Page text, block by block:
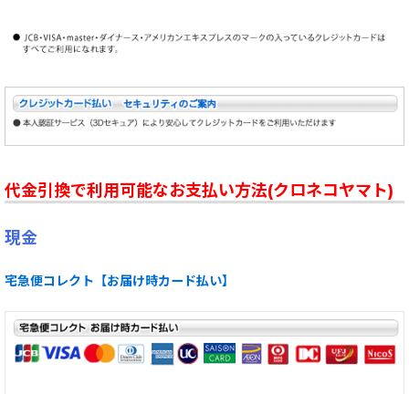
代金引換で利用可能なお支払い方法(クロネコヤマト)
現金
宅急便コレクト【お届け時カード払い】